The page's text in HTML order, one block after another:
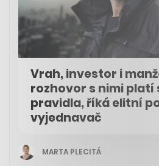
Vrah, investor i
rozhovor s nimi platí
pravidla, říká elitní
vyjednavač
MARTA PLECITÁ